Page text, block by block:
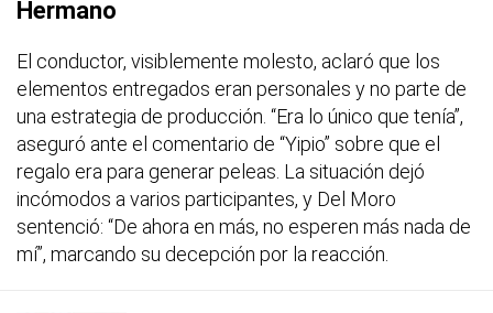
Hermano
El conductor, visiblemente molesto, aclaró que los
elementos entregados eran personales y no parte de
una estrategia de producción. “Era lo único que tenía”,
aseguró ante el comentario de “Yipio” sobre que el
regalo era para generar peleas. La situación dejó
incómodos a varios participantes, y Del Moro
sentenció: “De ahora en más, no esperen más nada de
mí”, marcando su decepción por la reacción.